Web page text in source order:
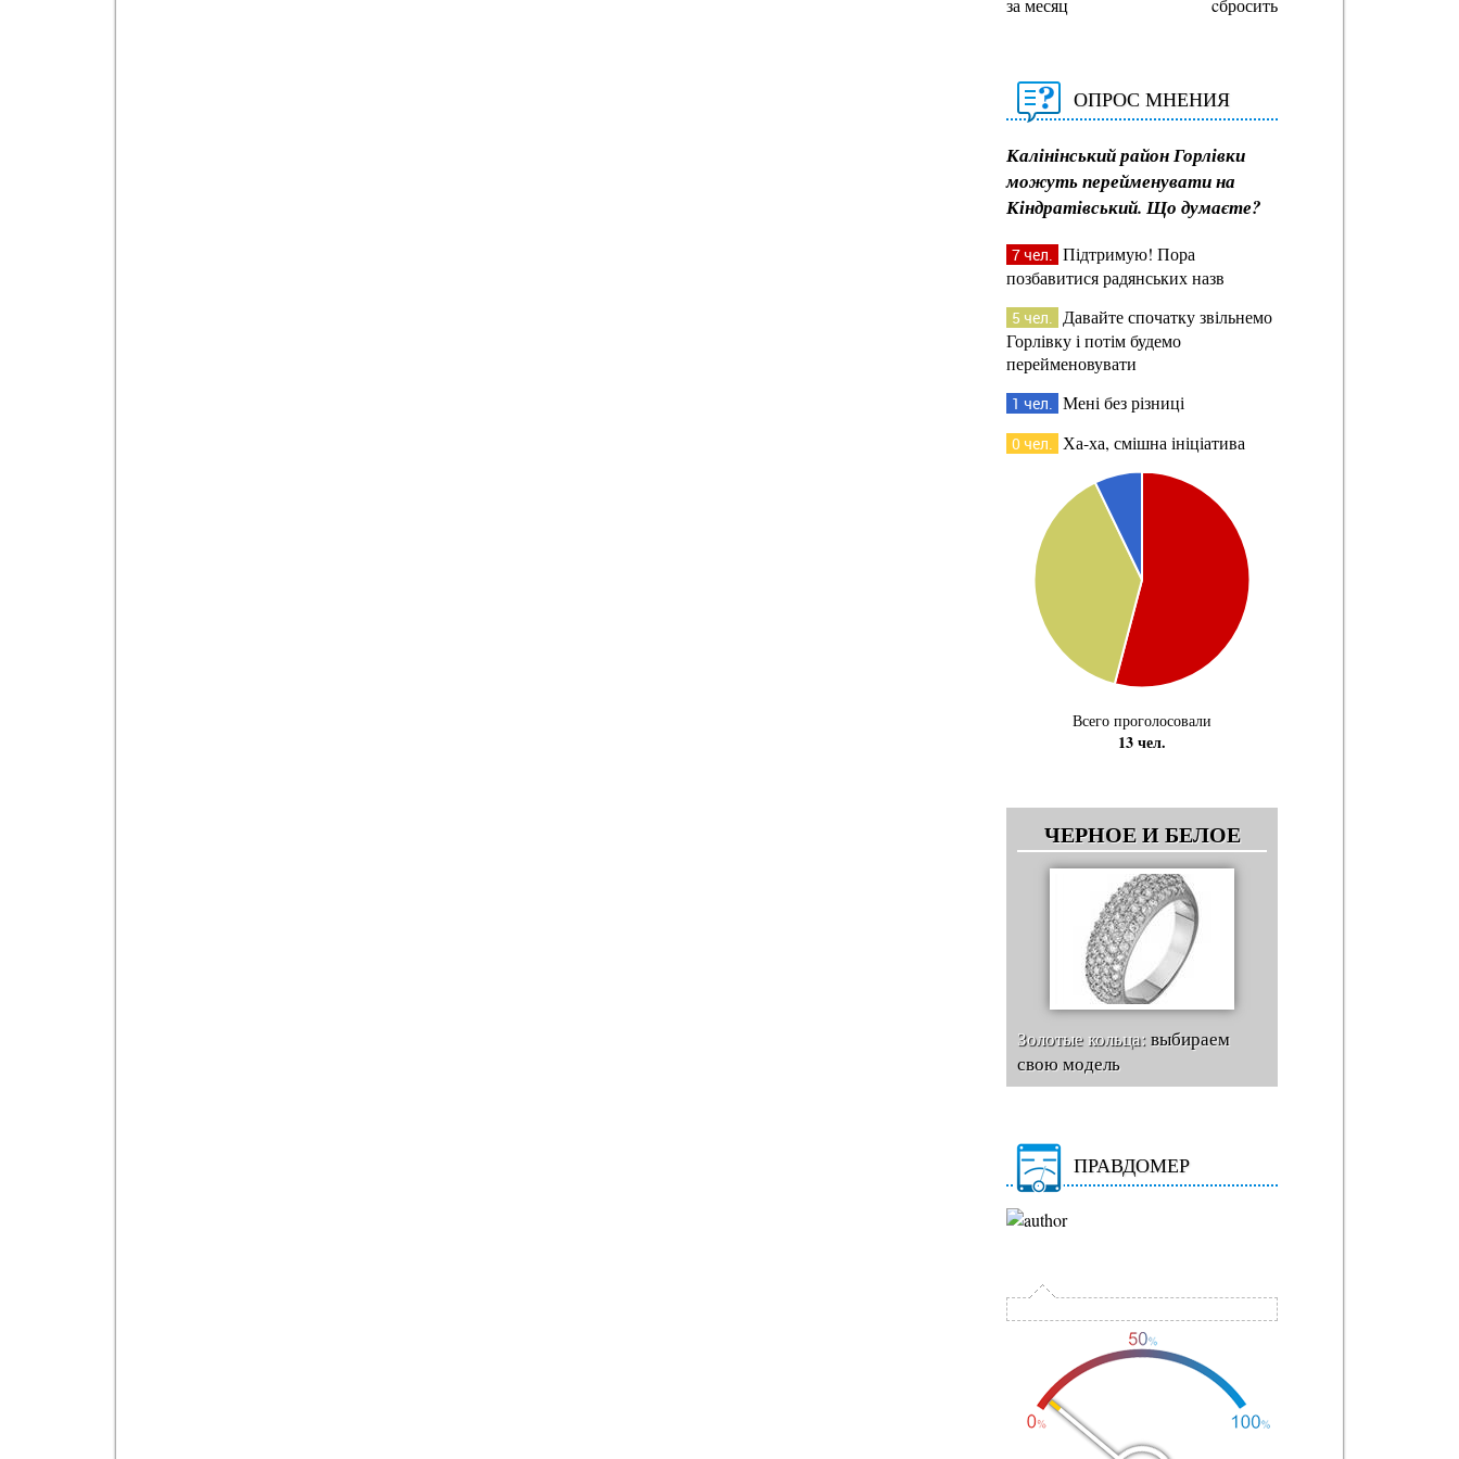
за месяц cбросить
ОПРОС МНЕНИЯ
Калінінський район Горлівки
можуть перейменувати на
Кіндратівський. Що думаєте?
7 чел. Підтримую! Пора
позбавитися радянських назв
5 чел. Давайте спочатку звільнемо
Горлівку і потім будемо
перейменовувати
1 чел. Мені без різниці
0 чел. Ха-ха, смішна ініціатива
Всего проголосовали
13 чел.
ЧЕРНОЕ И БЕЛОЕ
Золотые кольца:выбираем
свою модель
ПРАВДОМЕР